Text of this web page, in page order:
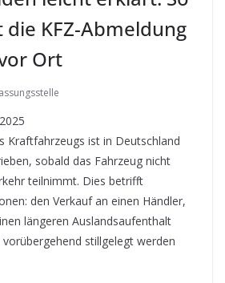
KFZ-Abmeldung
Ort
Kraftfahrzeugs ist in Deutschland
sobald das Fahrzeug nicht
teilnimmt. Dies betrifft
den Verkauf an einen Händler,
längeren Auslandsaufenthalt
stillgelegt werden